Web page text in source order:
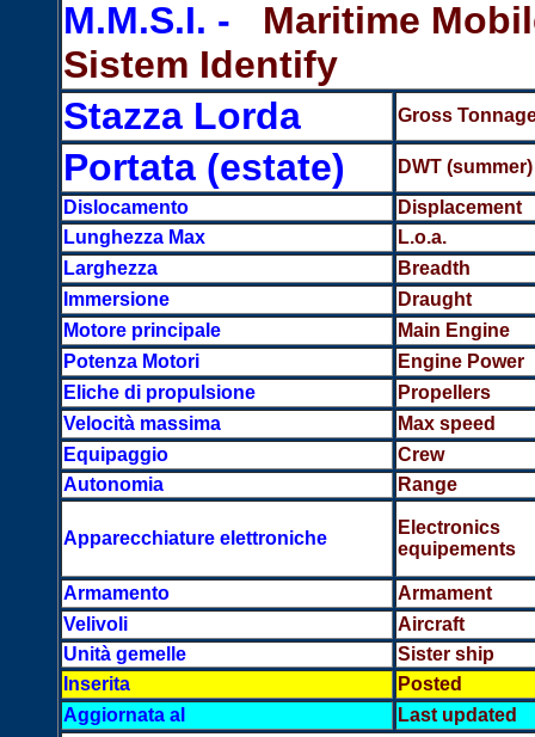
M.M.S.I. -
Maritime
Sistem Identify
Stazza Lorda
Gross
Portata (estate)
DWT (summer)
Dislocamento
Displacement
Lunghezza Max
L.o.a.
Larghezza
Breadth
Immersione
Draught
Motore principale
Main Engine
Potenza Motori
Engine Power
Eliche di propulsione
Propellers
Velocità massima
Max speed
Equipaggio
Crew
Autonomia
Range
Apparecchiature elettroniche
Electronics
equipements
Armamento
Armament
Velivoli
Aircraft
Unità gemelle
Sister ship
Inserita
Posted
Aggiornata al
Last updated